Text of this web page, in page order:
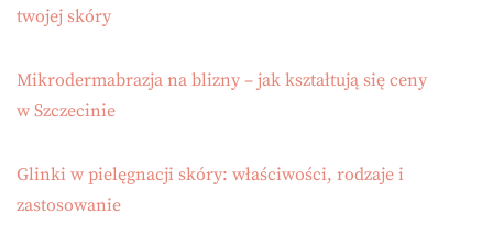
twojej skóry
Mikrodermabrazja na blizny – jak kształtują się ceny
w Szczecinie
Glinki w pielęgnacji skóry: właściwości, rodzaje i
zastosowanie